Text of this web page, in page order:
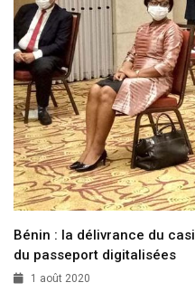
Bénin : la délivrance du
du passeport digitalisées
1 août 2020